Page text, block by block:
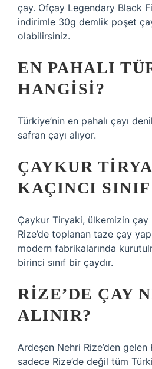
çay. Ofçay Legendary Black
indirimle 30g demlik poşet
olabilirsiniz.
EN PAHALI
HANGISI?
Türkiye’nin en pahalı çayı
safran çayı alıyor.
ÇAYKUR
KAÇINCI SINIF
Çaykur Tiryaki, ülkemizin
Rize’de toplanan taze çay
modern fabrikalarında
birinci sınıf bir çaydır.
RIZE’DE ÇAY
ALINIR?
Ardeşen Nehri Rize’den gelen
sadece Rize’de değil tüm